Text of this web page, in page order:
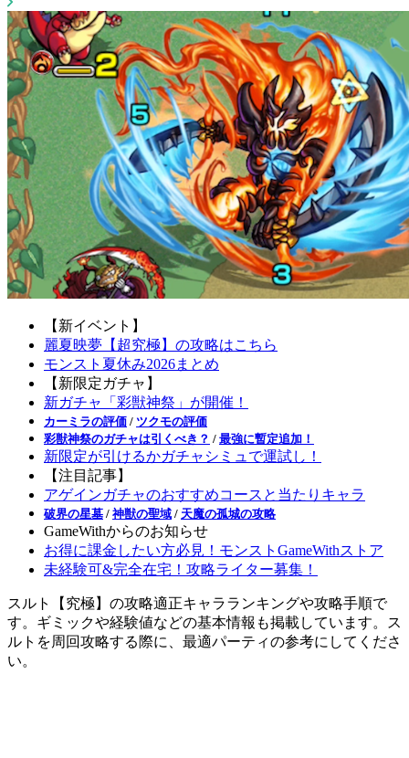
【新イベント】
麗夏映夢【超究極】の攻略はこちら
モンスト夏休み2026まとめ
【新限定ガチャ】
新ガチャ「彩獣神祭」が開催！
カーミラの評価 / ツクモの評価
彩獣神祭のガチャは引くべき？ / 最強に暫定追加！
新限定が引けるかガチャシミュで運試し！
【注目記事】
アゲインガチャのおすすめコースと当たりキャラ
破界の星墓 / 神獣の聖域 / 天魔の孤城の攻略
GameWithからのお知らせ
お得に課金したい方必見！モンストGameWithストア
未経験可&完全在宅！攻略ライター募集！
スルト【究極】の攻略適正キャラランキングや攻略手順で
す。ギミックや経験値などの基本情報も掲載しています。ス
ルトを周回攻略する際に、最適パーティの参考にしてくださ
い。